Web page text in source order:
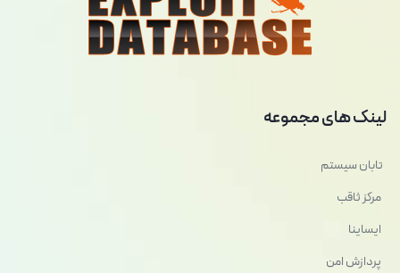
لینک های مجموعه
تابان سیستم
مرکز ثاقب
ایساینا
پردازش امن